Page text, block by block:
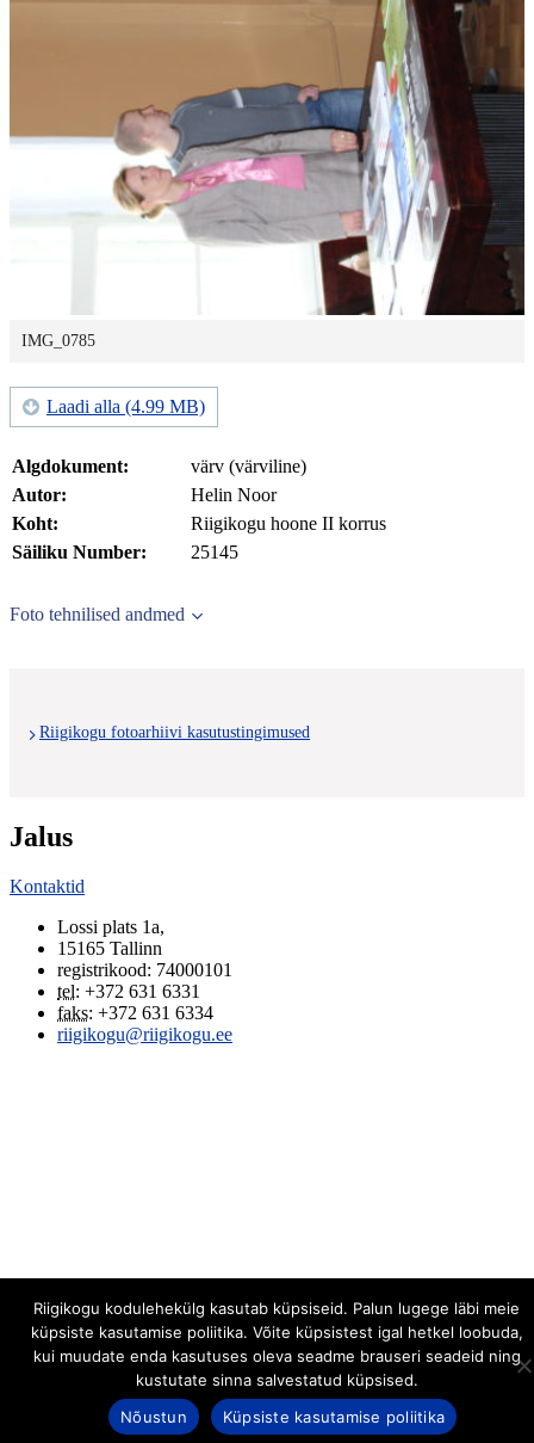
IMG_0785
Laadi alla (4.99 MB)
Algdokument:
värv (värviline)
Autor:
Helin Noor
Koht:
Riigikogu hoone II korrus
Säiliku Number:
25145
Foto tehnilised andmed
Riigikogu fotoarhiivi kasutustingimused
Riigikogu kodulehekülg kasutab küpsiseid. Palun lugege läbi meie
küpsiste kasutamise poliitika. Võite küpsistest igal hetkel loobuda,
kui muudate enda kasutuses oleva seadme brauseri seadeid ning
kustutate sinna salvestatud küpsised.
Nõustun
Küpsiste kasutamise poliitika
Jalus
Kontaktid
Lossi plats 1a,
15165 Tallinn
registrikood: 74000101
tel: +372 631 6331
faks: +372 631 6334
riigikogu@riigikogu.ee